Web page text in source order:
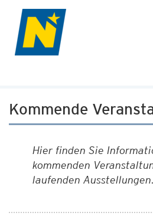
Kommende
Hier finden Sie
kommenden
laufenden Ausstellungen.